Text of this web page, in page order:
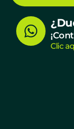
W
h
Clic